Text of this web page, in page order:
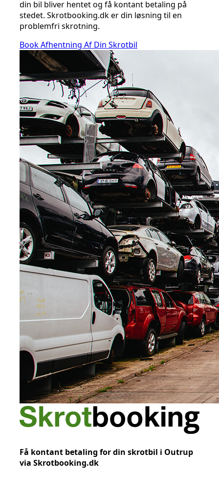
din bil bliver hentet og få kontant betaling på
stedet. Skrotbooking.dk er din løsning til en
problemfri skrotning.
Book Afhentning Af Din Skrotbil
Få kontant betaling for din skrotbil i Outrup
via Skrotbooking.dk